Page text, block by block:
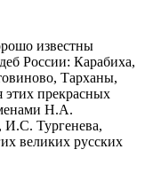
известны
России: Карабиха,
Тарханы,
прекрасных
Н.А.
Тургенева,
великих русских